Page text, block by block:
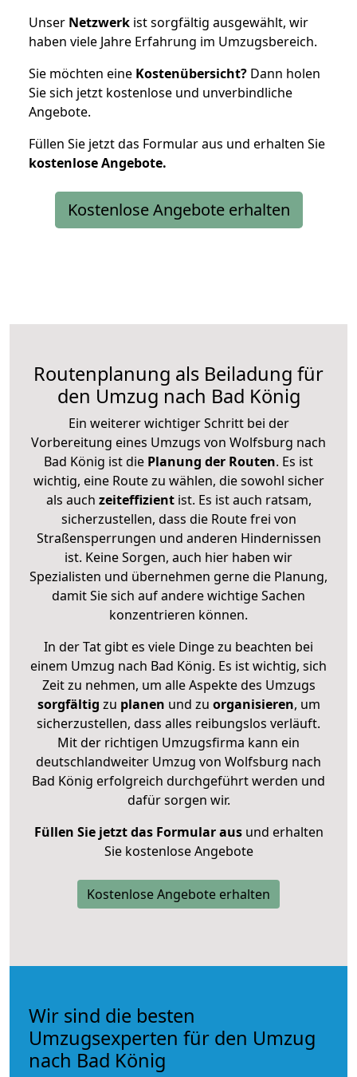
Unser Netzwerk ist sorgfältig ausgewählt, wir
haben viele Jahre Erfahrung im Umzugsbereich.
Sie möchten eine Kostenübersicht? Dann holen
Sie sich jetzt kostenlose und unverbindliche
Angebote.
Füllen Sie jetzt das Formular aus und erhalten Sie
kostenloseAngebote.
Kostenlose Angebote erhalten
Routenplanung als Beiladung für
den Umzug nach Bad König
Ein weiterer wichtiger Schritt bei der
Vorbereitung eines Umzugs von Wolfsburg nach
Bad König ist die Planung der Routen. Es ist
wichtig, eine Route zu wählen, die sowohl sicher
als auch zeiteffizientist. Es ist auch ratsam,
sicherzustellen, dass die Route frei von
Straßensperrungen und anderen Hindernissen
ist. Keine Sorgen, auch hier haben wir
Spezialisten und übernehmen gerne die Planung,
damit Sie sich auf andere wichtige Sachen
konzentrieren können.
In der Tat gibt es viele Dinge zu beachten bei
einem Umzug nach Bad König. Es ist wichtig, sich
Zeit zu nehmen, um alle Aspekte des Umzugs
sorgfältig zu planen und zu organisieren, um
sicherzustellen, dass alles reibungslos verläuft.
Mit der richtigen Umzugsfirma kann ein
deutschlandweiter Umzug von Wolfsburg nach
Bad König erfolgreich durchgeführt werden und
dafür sorgen wir.
Füllen Sie jetzt das Formular ausund erhalten
Sie kostenlose Angebote
Kostenlose Angebote erhalten
Wir sind die besten
Umzugsexperten für den Umzug
nach Bad König